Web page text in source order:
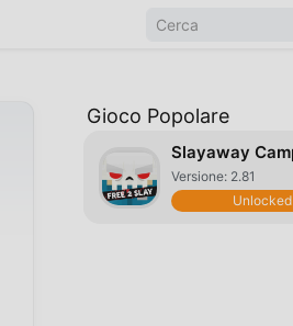
Gioco Popolare
Versione: 2.81
Unlocked